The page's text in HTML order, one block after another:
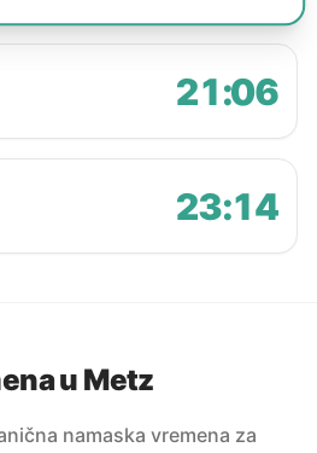
21:06
23:14
u Metz
namaska vremena za